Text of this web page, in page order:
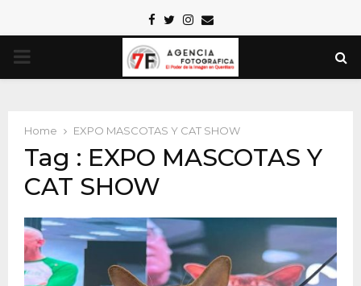
Facebook
TwitterInstagram
Email
PRIMARY
Home EXPO MASCOTAS Y CAT SHOW
Tag : EXPO MASCOTAS Y
CAT SHOW